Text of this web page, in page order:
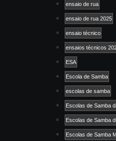
ensaio de rua
ensaio de rua 2025
ensaio técnico
ensaios técnicos
ESA
Escola de Samba
escolas de samba
Escolas de Samba
Escolas de Samba
Escolas de Samba